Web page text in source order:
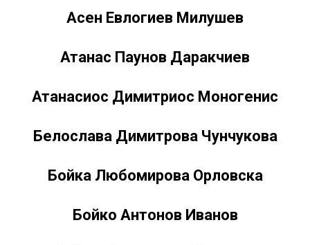
Асен Евлогиев Милушев
Атанас Паунов Даракчиев
Атанасиос Димитриос Моногенис
Белослава Димитрова Чунчукова
Бойка Любомирова Орловска
Бойко Антонов Иванов